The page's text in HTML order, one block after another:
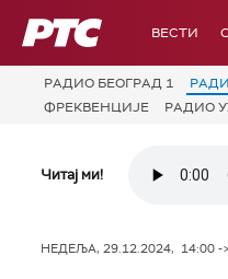
РТС ВЕСТИ
РАДИО БЕОГРАД 1
ФРЕКВЕНЦИЈЕ
РАДИО
Читај ми!
НЕДЕЉА, 29.12.2024, 14:00 -